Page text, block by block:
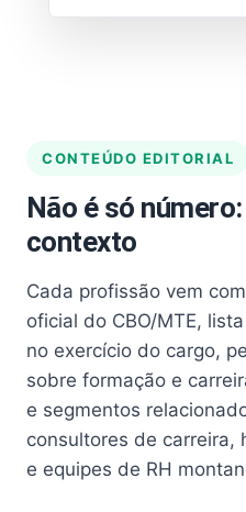
CONTEÚDO EDITORIAL
Não é só
contexto
Cada profissão vem
oficial do CBO/MTE,
no exercício do cargo,
sobre formação e
e segmentos
consultores de carreira,
e equipes de RH